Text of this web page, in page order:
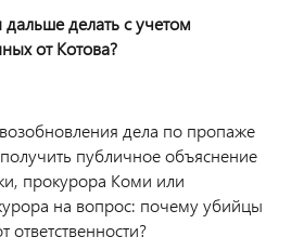
делать с учетом
от Котова?
дела по пропаже
публичное объяснение
прокурора Коми или
на вопрос: почему убийцы